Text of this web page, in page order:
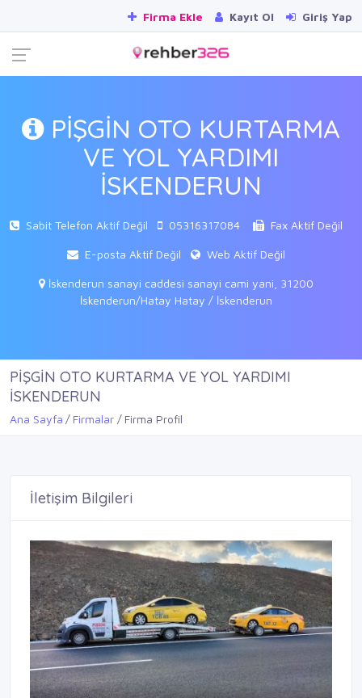
Firma Ekle Kayıt Ol Giriş Yap
PİŞGİN OTO KURTARMA
VE YOL YARDIMI
İSKENDERUN
Sabit Telefon Aktif Değil 05316317084 Fax Aktif Değil
E-posta Aktif Değil Web Aktif Değil
İskenderun sanayi caddesi sanayi cami yani, 31200
İskenderun/Hatay Hatay / İskenderun
PİŞGİN OTO KURTARMA VE YOL YARDIMI
İSKENDERUN
Ana Sayfa Firmalar Firma Profil
İletişim Bilgileri